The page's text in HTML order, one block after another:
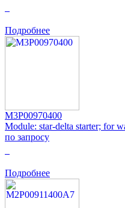
Подробнее
M3P00970400
Module: star-delta starter; for
по запросу
Подробнее